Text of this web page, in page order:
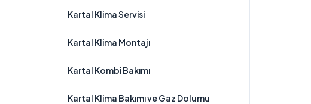
Kartal Klima Servisi
Kartal Klima Montajı
Kartal Kombi Bakımı
Kartal Klima Bakımı ve Gaz Dolumu